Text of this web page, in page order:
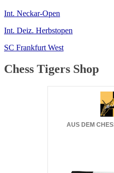
Int. Neckar-Open
Int. Deiz. Herbstopen
SC Frankfurt West
Chess Tigers Shop
AUS DEM